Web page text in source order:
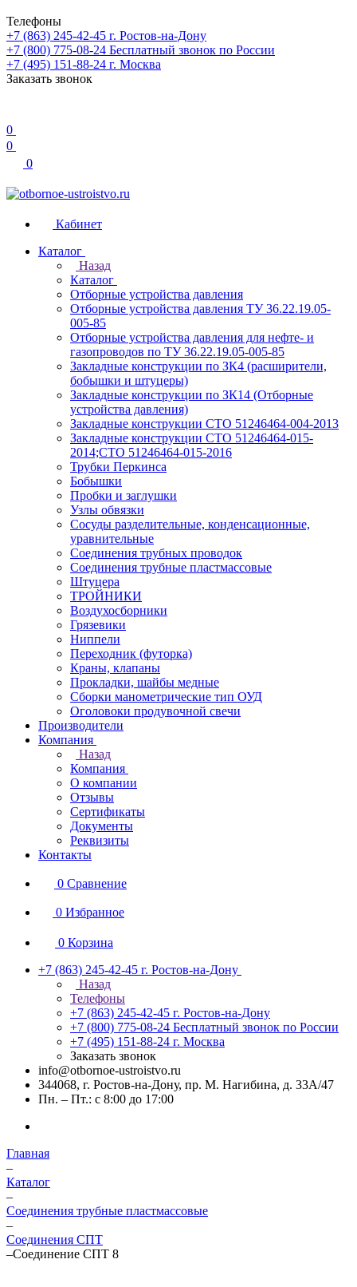
Телефоны
+7 (863) 245-42-45 г. Ростов-на-Дону
+7 (800) 775-08-24 Бесплатный звонок по России
+7 (495) 151-88-24 г. Москва
Заказать звонок
0
0
0
Кабинет
Каталог
Назад
Каталог
Отборные устройства давления
Отборные устройства давления ТУ 36.22.19.05-
005-85
Отборные устройства давления для нефте- и
газопроводов по ТУ 36.22.19.05-005-85
Закладные конструкции по ЗК4 (расширители,
бобышки и штуцеры)
Закладные конструкции по ЗК14 (Отборные
устройства давления)
Закладные конструкции СТО 51246464-004-2013
Закладные конструкции СТО 51246464-015-
2014;СТО 51246464-015-2016
Трубки Перкинса
Бобышки
Пробки и заглушки
Узлы обвязки
Сосуды разделительные, конденсационные,
уравнительные
Соединения трубных проводок
Соединения трубные пластмассовые
Штуцера
ТРОЙНИКИ
Воздухосборники
Грязевики
Ниппели
Переходник (футорка)
Краны, клапаны
Прокладки, шайбы медные
Сборки манометрические тип ОУД
Оголовоки продувочной свечи
Производители
Компания
Назад
Компания
О компании
Отзывы
Сертификаты
Документы
Реквизиты
Контакты
0 Сравнение
0 Избранное
0 Корзина
+7 (863) 245-42-45 г. Ростов-на-Дону
Назад
Телефоны
+7 (863) 245-42-45 г. Ростов-на-Дону
+7 (800) 775-08-24 Бесплатный звонок по России
+7 (495) 151-88-24 г. Москва
Заказать звонок
info@otbornoe-ustroistvo.ru
344068, г. Ростов-на-Дону, пр. М. Нагибина, д. 33А/47
Пн. – Пт.: с 8:00 до 17:00
Главная
–
Каталог
–
Соединения трубные пластмассовые
–
Соединения СПТ
–Соединение СПТ 8